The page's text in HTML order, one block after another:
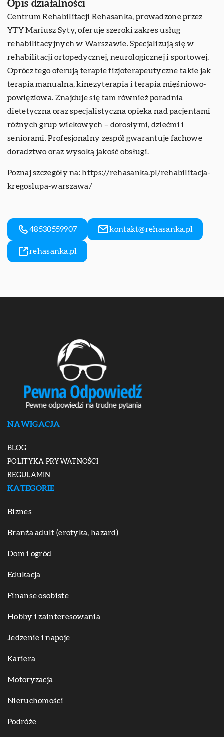
Opis działalności
Centrum Rehabilitacji Rehasanka, prowadzone przez
YTY Mariusz Syty, oferuje szeroki zakres usług
rehabilitacyjnych w Warszawie. Specjalizują się w
rehabilitacji ortopedycznej, neurologicznej i sportowej.
Oprócz tego oferują terapie fizjoterapeutyczne takie jak
terapia manualna, kinezyterapia i terapia mięśniowo-
powięziowa. Znajduje się tam również poradnia
dietetyczna oraz specjalistyczna opieka nad pacjentami
różnych grup wiekowych – dorosłymi, dziećmi i
seniorami. Profesjonalny zespół gwarantuje fachowe
doradztwo oraz wysoką jakość obsługi.
Poznaj szczegóły na:https://rehasanka.pl/rehabilitacja-
kregoslupa-warszawa/
48530559907 kontakt@rehasanka.pl
rehasanka.pl
NAWIGACJA
BLOG
POLITYKA PRYWATNOŚCI
REGULAMIN
KATEGORIE
Biznes
Branża adult (erotyka, hazard)
Dom i ogród
Edukacja
Finanse osobiste
Hobby i zainteresowania
Jedzenie i napoje
Kariera
Motoryzacja
Nieruchomości
Podróże